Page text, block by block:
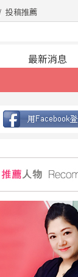
投稿推薦
最新消息